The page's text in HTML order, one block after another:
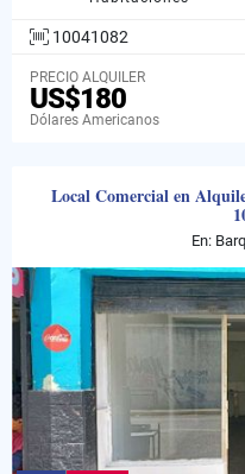
10041082
PRECIO ALQUILER
US$180
Dólares Americanos
Local Comercial en
En: